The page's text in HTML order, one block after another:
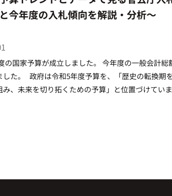
今年度の入札傾向を解説・分析～
の国家予算が成立しました。 今年度の一般会計総
た。 政府は令和5年度予算を、「歴史の転換期を
、未来を切り拓くための予算」と位置づけてい